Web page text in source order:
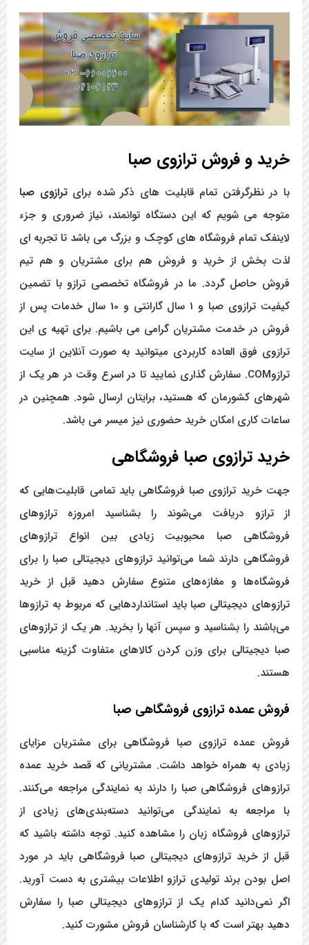
خرید و فروش ترازوی صبا
با در نظرگرفتن تمام قابلیت های ذکر شده برایترازوی صبا
متوجه می شویم که این دستگاه توانمند، نیاز ضروری و جزء
لاینفک تمام فروشگاه های کوچک و بزرگ می باشد تا تجربه ای
لذت بخش از خرید و فروش هم برای مشتریان و هم تیم
فروش حاصل گردد. ما در فروشگاه تخصصی ترازو با تضمین
کیفیت ترازوی صبا و 1 سال گارانتی و 10 سال خدمات پس از
فروش در خدمت مشتریان گرامی می باشیم. برای تهیه ی این
ترازوی فوق العاده کاربردی میتوانید به صورت آنلاین از سایت
ترازوCOM. سفارش گذاری نمایید تا در اسرع وقت در هر یک از
شهرهای کشورمان که هستید، برایتان ارسال شود. همچنین در
ساعات کاری امکان خرید حضوری نیز میسر می باشد.
خرید ترازوی صبا فروشگاهی
جهت خرید ترازوی صبا فروشگاهی باید تمامی قابلیت‌هایی که
از ترازو دریافت می‌شوند را بشناسید امروزه ترازوهای
فروشگاهی صبا محبوبیت زیادی بین انواع ترازوهای
فروشگاهی دارند شما می‌توانید ترازوهای دیجیتالی صبا را برای
فروشگاه‌ها و مغازه‌های متنوع سفارش دهید قبل از خرید
ترازوهای دیجیتالی صبا باید استانداردهایی که مربوط به ترازوها
می‌باشند را بشناسید و سپس آنها را بخرید. هر یک از ترازوهای
صبا دیجیتالی برای وزن کردن کالاهای متفاوت گزینه مناسبی
هستند.
فروش عمده ترازوی فروشگاهی صبا
فروش عمده ترازوی صبا فروشگاهی برای مشتریان مزایای
زیادی به همراه خواهد داشت. مشتریانی که قصد خرید عمده
ترازوهای فروشگاهی صبا را دارند به نمایندگی مراجعه می‌کنند.
با مراجعه به نمایندگی می‌توانید دسته‌بندی‌های زیادی از
ترازوهای فروشگاه زبان را مشاهده کنید. توجه داشته باشید که
قبل از خرید ترازوهای دیجیتالی صبا فروشگاهی باید در مورد
اصل بودن برند تولیدی ترازو اطلاعات بیشتری به دست آورید.
اگر نمی‌دانید کدام یک از ترازوهای دیجیتالی صبا را سفارش
دهید بهتر است که با کارشناسان فروش مشورت کنید.